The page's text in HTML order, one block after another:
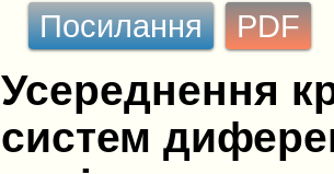
Посилання PDF
Усереднення
систем